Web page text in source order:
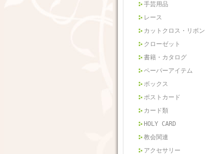
手芸用品
レース
カットクロス・リボン
クローゼット
書籍・カタログ
ペーパーアイテム
ボックス
ポストカード
カード類
HOLY CARD
教会関連
アクセサリー